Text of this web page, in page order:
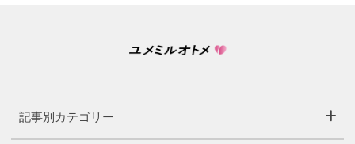
記事別カテゴリー